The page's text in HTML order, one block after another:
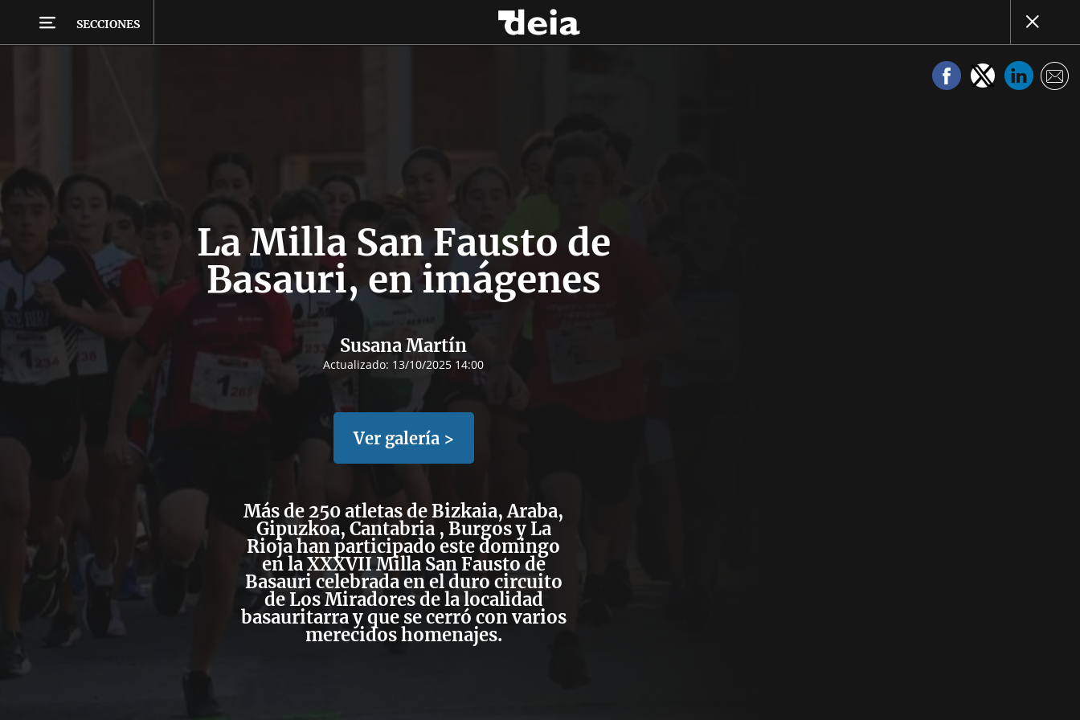
SECCIONES
La Milla San Fausto de
Basauri, en imágenes
Susana Martín
Actualizado: 13/10/2025 14:00
Ver galería >
Más de 250 atletas de Bizkaia, Araba,
Gipuzkoa, Cantabria , Burgos y La
Rioja han participado este domingo
en la XXXVII Milla San Fausto de
Basauri celebrada en el duro circuito
de Los Miradores de la localidad
basauritarra y que se cerró con varios
merecidos homenajes.